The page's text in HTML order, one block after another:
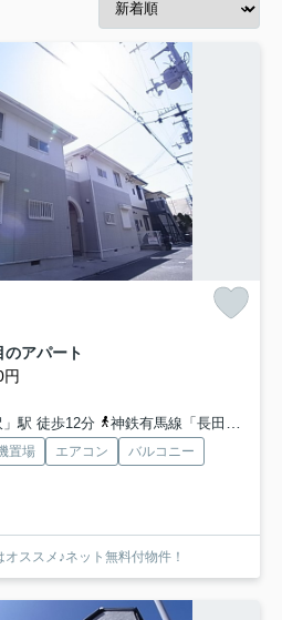
アパート
駅 徒歩12分
神鉄有馬線「長田」駅 徒歩12分
置場 エアコン
バルコニー
ススメ♪ネット無料付物件！